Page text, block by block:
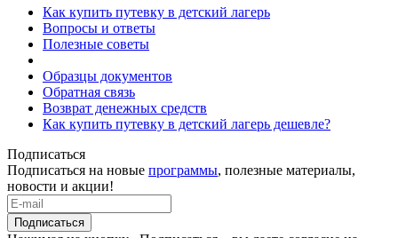
Как купить путевку в детский лагерь
Вопросы и ответы
Полезные советы
Образцы документов
Обратная связь
Возврат денежных средств
Как купить путевку в детский лагерь дешевле?
Подписаться
Подписаться на новые программы, полезные материалы,
новости и акции!
Подписаться